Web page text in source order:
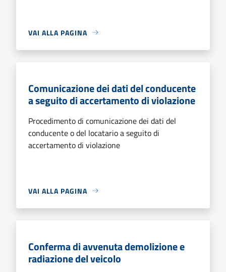
VAI ALLA PAGINA
Comunicazione dei dati del conducente
a seguito di accertamento di violazione
Procedimento di comunicazione dei dati del
conducente o del locatario a seguito di
accertamento di violazione
VAI ALLA PAGINA
Conferma di avvenuta demolizione e
radiazione del veicolo